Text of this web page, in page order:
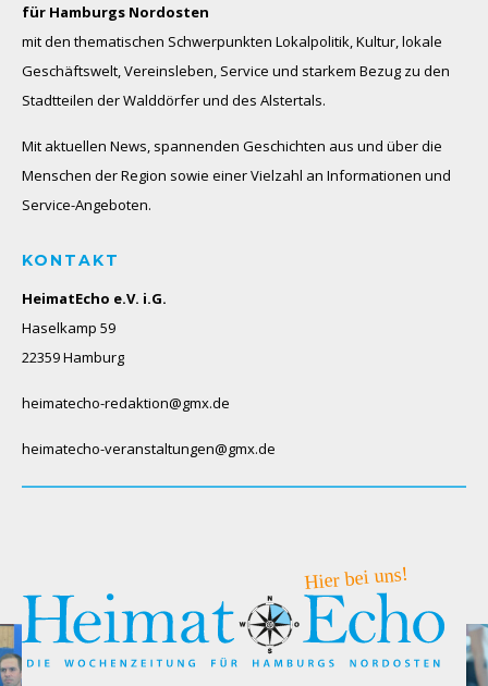
für Hamburgs Nordosten
mit den thematischen Schwerpunkten Lokalpolitik, Kultur, lokale
Geschäftswelt, Vereinsleben, Service und starkem Bezug zu den
Stadtteilen der Walddörfer und des Alstertals.
Mit aktuellen News, spannenden Geschichten aus und über die
Menschen der Region sowie einer Vielzahl an Informationen und
Service-Angeboten.
KONTAKT
HeimatEcho e.V. i.G.
Haselkamp 59
22359 Hamburg
heimatecho-redaktion@gmx.de
heimatecho-veranstaltungen@gmx.de